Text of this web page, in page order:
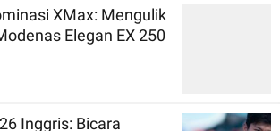
XMax: Mengulik
Elegan EX 250
Inggris: Bicara